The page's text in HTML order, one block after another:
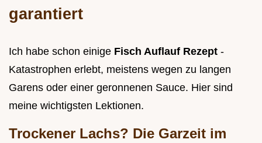
garantiert
Ich habe schon einige Fisch Auflauf Rezept -
Katastrophen erlebt, meistens wegen zu langen
Garens oder einer geronnenen Sauce. Hier sind
meine wichtigsten Lektionen.
Trockener Lachs? Die Garzeit im